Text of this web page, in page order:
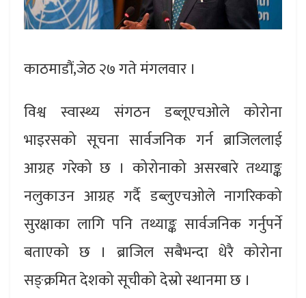
काठमाडौं,जेठ २७ गते मंगलवार ।
विश्व स्वास्थ्य संगठन डब्लूएचओले कोरोना
भाइरसको सूचना सार्वजनिक गर्न ब्राजिललाई
आग्रह गरेको छ । कोरोनाको असरबारे तथ्याङ्क
नलुकाउन आग्रह गर्दै डब्लुएचओले नागरिकको
सुरक्षाका लागि पनि तथ्याङ्क सार्वजनिक गर्नुपर्ने
बताएको छ । ब्राजिल सबैभन्दा धेरै कोरोना
सङ्क्रमित देशको सूचीको देस्रो स्थानमा छ ।